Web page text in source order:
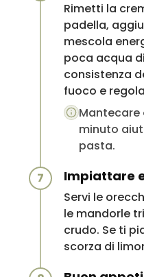
Rimetti la
padella,
mescola
poca acqua
consistenza
fuoco e
Mantecare
minuto
pasta.
7 Impiattare
Servi le
le mandorle
crudo. Se ti
scorza di